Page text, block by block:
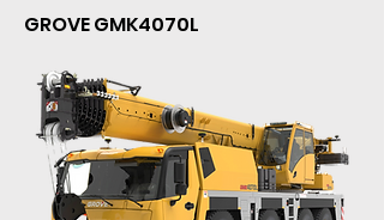
GROVE GMK4070L